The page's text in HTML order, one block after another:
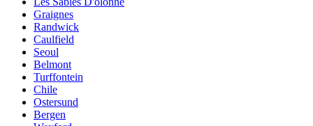
Graignes
Randwick
Caulfield
Seoul
Belmont
Turffontein
Chile
Ostersund
Bergen